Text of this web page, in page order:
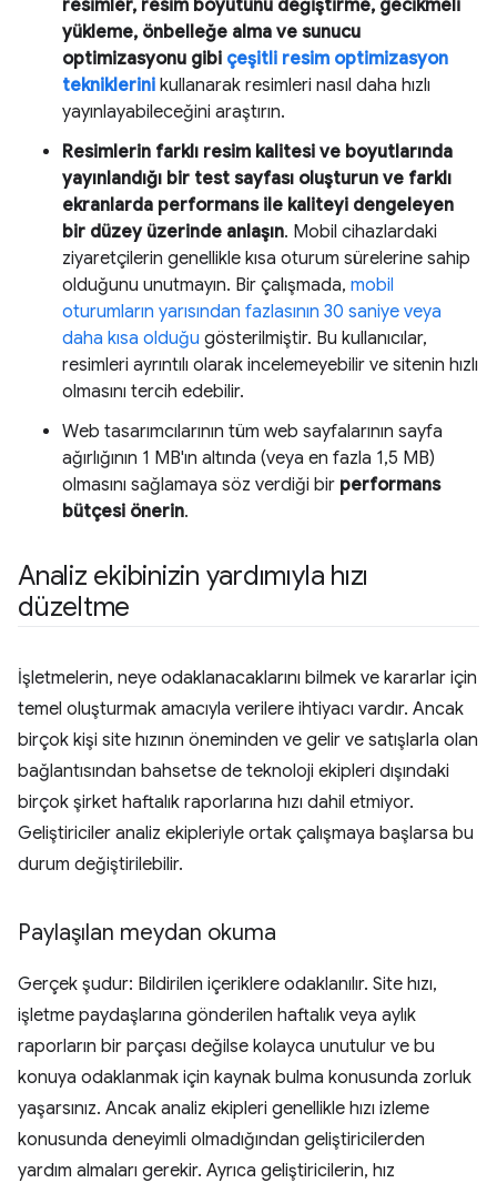
resimler, resim boyutunu değiştirme, gecikmeli
yükleme, önbelleğe alma ve sunucu
optimizasyonu gibi çeşitli resim optimizasyon
tekniklerini kullanarak resimleri nasıl daha hızlı
yayınlayabileceğini araştırın.
Resimlerin farklı resim kalitesi ve boyutlarında
yayınlandığı bir test sayfası oluşturun ve farklı
ekranlarda performans ile kaliteyi dengeleyen
bir düzey üzerinde anlaşın. Mobil cihazlardaki
ziyaretçilerin genellikle kısa oturum sürelerine sahip
olduğunu unutmayın. Bir çalışmada, mobil
oturumların yarısından fazlasının 30 saniye veya
daha kısa olduğu gösterilmiştir. Bu kullanıcılar,
resimleri ayrıntılı olarak incelemeyebilir ve sitenin hızlı
olmasını tercih edebilir.
Web tasarımcılarının tüm web sayfalarının sayfa
ağırlığının 1 MB'ın altında (veya en fazla 1,5 MB)
olmasını sağlamaya söz verdiği bir performans
bütçesi önerin.
Analiz ekibinizin yardımıyla hızı
düzeltme
İşletmelerin, neye odaklanacaklarını bilmek ve kararlar için
temel oluşturmak amacıyla verilere ihtiyacı vardır. Ancak
birçok kişi site hızının öneminden ve gelir ve satışlarla olan
bağlantısından bahsetse de teknoloji ekipleri dışındaki
birçok şirket haftalık raporlarına hızı dahil etmiyor.
Geliştiriciler analiz ekipleriyle ortak çalışmaya başlarsa bu
durum değiştirilebilir.
Paylaşılan meydan okuma
Gerçek şudur: Bildirilen içeriklere odaklanılır. Site hızı,
işletme paydaşlarına gönderilen haftalık veya aylık
raporların bir parçası değilse kolayca unutulur ve bu
konuya odaklanmak için kaynak bulma konusunda zorluk
yaşarsınız. Ancak analiz ekipleri genellikle hızı izleme
konusunda deneyimli olmadığından geliştiricilerden
yardım almaları gerekir. Ayrıca geliştiricilerin, hız